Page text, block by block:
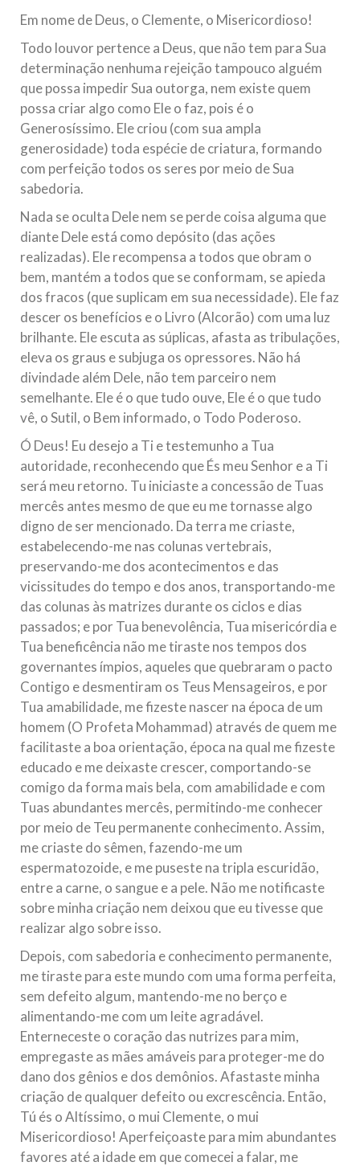
10 DE NOVEMBRO DE 2013
Falecimento do Imam Ali Ibn Al-Hussein
Em nome de Deus, o Clemente, o Misericordioso! Diante da
data em que relembramos o martírio do quarto Imam dos
muçulmanos, o Imam Ali Ibn Al-Hussein Ibn Ali Ibn Abi Táleb
(A.S.), conhecido por “Zein Al-Ábidin” (Formosura
NOTÍCIAS
Centro Islâmico no Brasil recebe o ex-
ministro das Relações Exteriores da
República Islâmica do Irã
Na noite da quinta-feira, 03 de Abril, o Centro Islâmico no
Brasil recebeu em sua sede, em São Paulo, o ex-ministro das
Relações Exteriores da República Islâmica do Irã, Sr. Kamal
Kharrazi, que encontra-se visitando
Em nome de Deus, o Clemente, o Misericordioso!
Todo louvor pertence a Deus, que não tem para Sua
determinação nenhuma rejeição tampouco alguém
que possa impedir Sua outorga, nem existe quem
possa criar algo como Ele o faz, pois é o
Generosíssimo. Ele criou (com sua ampla
generosidade) toda espécie de criatura, formando
com perfeição todos os seres por meio de Sua
sabedoria.
Nada se oculta Dele nem se perde coisa alguma que
diante Dele está como depósito (das ações
realizadas). Ele recompensa a todos que obram o
bem, mantém a todos que se conformam, se apieda
dos fracos (que suplicam em sua necessidade). Ele faz
descer os benefícios e o Livro (Alcorão) com uma luz
brilhante. Ele escuta as súplicas, afasta as tribulações,
eleva os graus e subjuga os opressores. Não há
divindade além Dele, não tem parceiro nem
semelhante. Ele é o que tudo ouve, Ele é o que tudo
vê, o Sutil, o Bem informado, o Todo Poderoso.
Ó Deus! Eu desejo a Ti e testemunho a Tua
autoridade, reconhecendo que És meu Senhor e a Ti
será meu retorno. Tu iniciaste a concessão de Tuas
mercês antes mesmo de que eu me tornasse algo
digno de ser mencionado. Da terra me criaste,
estabelecendo-me nas colunas vertebrais,
preservando-me dos acontecimentos e das
vicissitudes do tempo e dos anos, transportando-me
das colunas às matrizes durante os ciclos e dias
passados; e por Tua benevolência, Tua misericórdia e
Tua beneficência não me tiraste nos tempos dos
governantes ímpios, aqueles que quebraram o pacto
Contigo e desmentiram os Teus Mensageiros, e por
Tua amabilidade, me fizeste nascer na época de um
homem (O Profeta Mohammad) através de quem me
facilitaste a boa orientação, época na qual me fizeste
educado e me deixaste crescer, comportando-se
comigo da forma mais bela, com amabilidade e com
Tuas abundantes mercês, permitindo-me conhecer
por meio de Teu permanente conhecimento. Assim,
me criaste do sêmen, fazendo-me um
espermatozoide, e me puseste na tripla escuridão,
entre a carne, o sangue e a pele. Não me notificaste
sobre minha criação nem deixou que eu tivesse que
realizar algo sobre isso.
Depois, com sabedoria e conhecimento permanente,
me tiraste para este mundo com uma forma perfeita,
sem defeito algum, mantendo-me no berço e
alimentando-me com um leite agradável.
Enterneceste o coração das nutrizes para mim,
empregaste as mães amáveis para proteger-me do
dano dos gênios e dos demônios. Afastaste minha
criação de qualquer defeito ou excrescência. Então,
Tú és o Altíssimo, o mui Clemente, o mui
Misericordioso! Aperfeiçoaste para mim abundantes
favores até a idade em que comecei a falar, me